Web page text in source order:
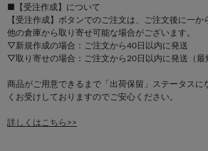
■【受注作成】について
【受注作成】ボタンでのご注文は、ご注文後に一か
他の倉庫から取り寄せ可能な場合がございます。
▽新規作成の場合：ご注文から40日以内に発送
▽取り寄せの場合：ご注文から20日以内に発送（最
商品がご用意できるまで「出荷保留」ステータスに
くお受けしておりますのでご安心ください。
詳しくはこちら>>